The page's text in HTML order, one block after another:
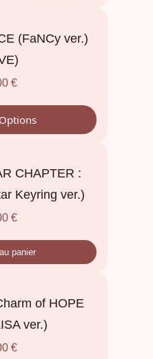
(FaNCy ver.)
€
CHAPTER :
Keyring ver.)
€
panier
of HOPE
ver.)
€